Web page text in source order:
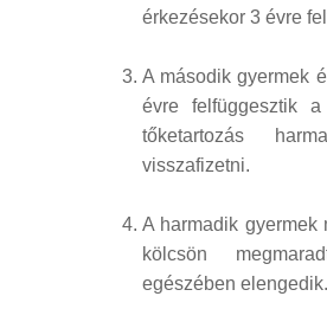
érkezésekor 3 évre
A második gyermek
évre felfüggesztik
tőketartozás
visszafizetni.
A harmadik gyermek
kölcsön
egészében elengedik.